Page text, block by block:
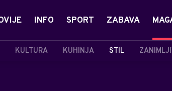
INFO SPORT ZABAVA
KULTURA KUHINJA STIL